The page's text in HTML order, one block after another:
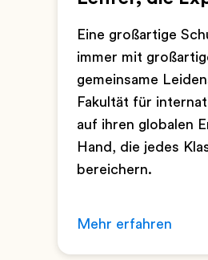
Eine großartige
immer mit
gemeinsame
Fakultät für
auf ihren globalen
Hand, die jedes
bereichern.
Mehr erfahren